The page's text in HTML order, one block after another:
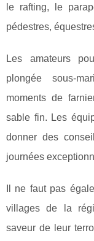
le rafting, le
pédestres,
Les amateurs
plongée sous-
moments de
sable fin. Les
donner des
journées
Il ne faut pas
villages de la
saveur de leur